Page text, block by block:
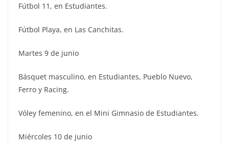
Fútbol 11, en Estudiantes.
Fútbol Playa, en Las Canchitas.
Martes 9 de junio
Básquet masculino, en Estudiantes, Pueblo Nuevo,
Ferro y Racing.
Vóley femenino, en el Mini Gimnasio de Estudiantes.
Miércoles 10 de junio